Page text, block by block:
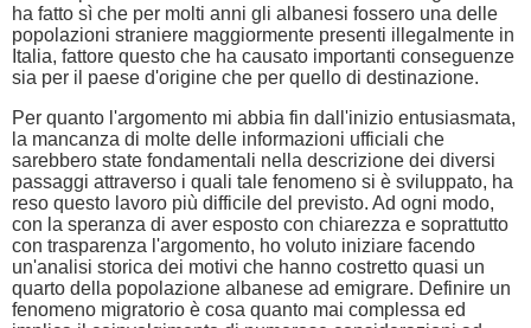
ha fatto sì che per molti anni gli albanesi fossero una delle
popolazioni straniere maggiormente presenti illegalmente in
Italia, fattore questo che ha causato importanti conseguenze
sia per il paese d'origine che per quello di destinazione.
Per quanto l'argomento mi abbia fin dall'inizio entusiasmata,
la mancanza di molte delle informazioni ufficiali che
sarebbero state fondamentali nella descrizione dei diversi
passaggi attraverso i quali tale fenomeno si è sviluppato, ha
reso questo lavoro più difficile del previsto. Ad ogni modo,
con la speranza di aver esposto con chiarezza e soprattutto
con trasparenza l'argomento, ho voluto iniziare facendo
un'analisi storica dei motivi che hanno costretto quasi un
quarto della popolazione albanese ad emigrare. Definire un
fenomeno migratorio è cosa quanto mai complessa ed